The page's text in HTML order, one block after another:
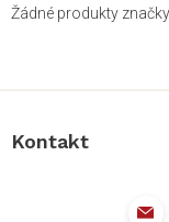
Žádné produkty značky
Kontakt